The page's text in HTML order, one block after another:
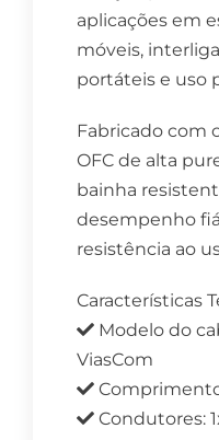
aplicações em
móveis,
portáteis e uso
Fabricado com
OFC de alta
bainha
desempenho
resistência ao
Características
Modelo do
ViasCom
Condutores: